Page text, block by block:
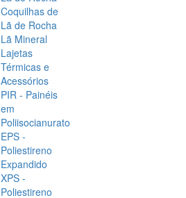
Coquilhas de
Lã de Rocha
Lã Mineral
Lajetas
Térmicas e
Acessórios
PIR - Painéis
em
Poliisocianurato
EPS -
Poliestireno
Expandido
XPS -
Poliestireno